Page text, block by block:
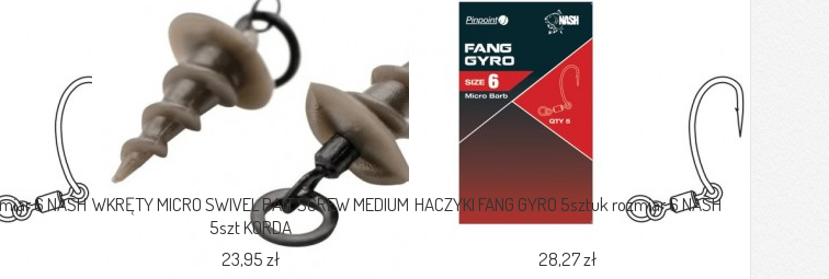
6 NASH WKRĘTY MICRO SWIVEL BAIT SCREW MEDIUM
5szt KORDA
23,95 zł
HACZYKI FANG GYRO 5sztuk rozmiar 6 NASH
28,27 zł